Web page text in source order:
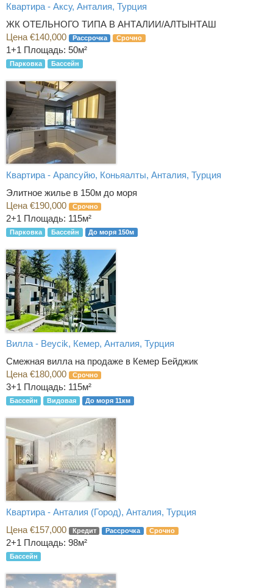
Квартира - Аксу, Анталия, Турция
ЖК ОТЕЛЬНОГО ТИПА В АНТАЛИИ/АЛТЫНТАШ
Цена €140,000
Рассрочка Срочно
1+1 Площадь: 50м²
Парковка Бассейн
Квартира - Арапсуйю, Коньяалты, Анталия, Турция
Элитное жилье в 150м до моря
Цена €190,000
Срочно
2+1 Площадь: 115м²
Парковка Бассейн До моря 150м
Вилла - Beycik, Кемер, Анталия, Турция
Смежная вилла на продаже в Кемер Бейджик
Цена €180,000
Срочно
3+1 Площадь: 115м²
Бассейн Видовая До моря 11км
Квартира - Анталия (Город), Анталия, Турция
Цена €157,000
Кредит Рассрочка Срочно
2+1 Площадь: 98м²
Бассейн